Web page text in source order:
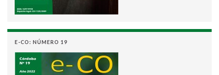
E-CO: NÚMERO 19